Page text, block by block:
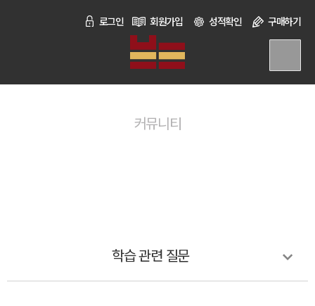
로그인 회원가입 성적확인 구매하기
커뮤니티
학습 관련 질문